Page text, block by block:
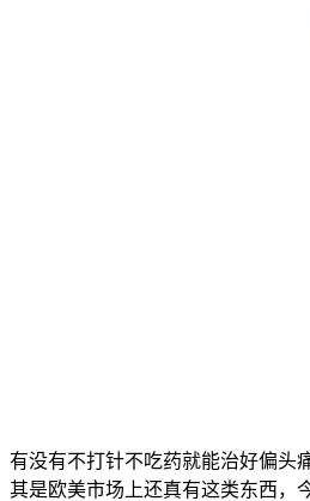
有没有不打针不吃药就能治好偏头
其是欧美市场上还真有这类东西，